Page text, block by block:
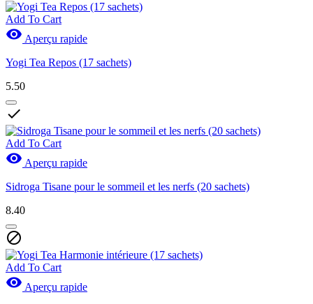
Add To Cart
 Aperçu rapide
Yogi Tea Repos (17 sachets)
5.50

Add To Cart
 Aperçu rapide
Sidroga Tisane pour le sommeil et les nerfs (20 sachets)
8.40

Add To Cart
 Aperçu rapide